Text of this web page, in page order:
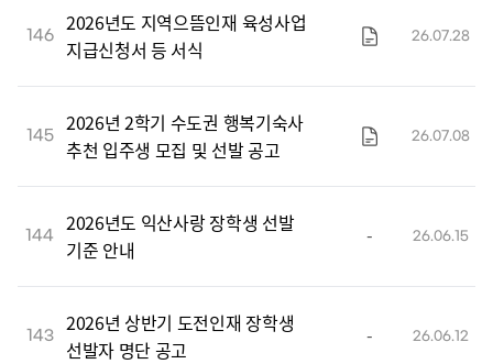
146
2026년도 지역으뜸인재 육성사업
지급신청서 등 서식
26.07.28
145
2026년 2학기 수도권 행복기숙사
추천 입주생 모집 및 선발 공고
26.07.08
144
2026년도 익산사랑 장학생 선발
기준 안내
- 26.06.15
143
2026년 상반기 도전인재 장학생
선발자 명단 공고
- 26.06.12